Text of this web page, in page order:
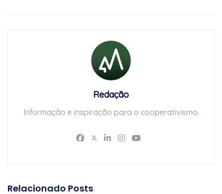
Redação
Informação e inspiração para o cooperativismo.
Relacionado Posts